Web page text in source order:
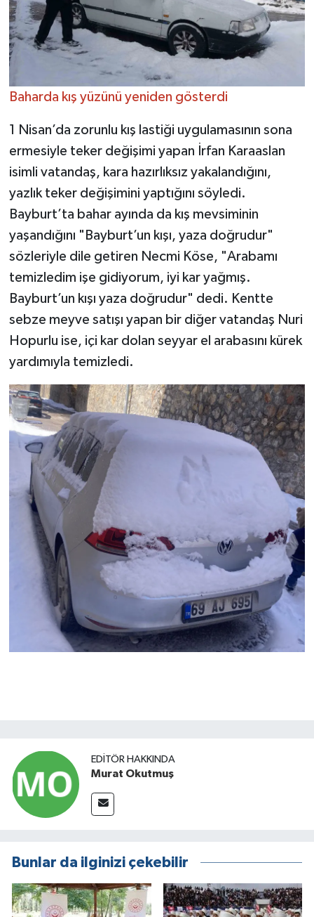
Baharda kış yüzünü yeniden gösterdi
1 Nisan’da zorunlu kış lastiği uygulamasının sona
ermesiyle teker değişimi yapan İrfan Karaaslan
isimli vatandaş, kara hazırlıksız yakalandığını,
yazlık teker değişimini yaptığını söyledi.
Bayburt’ta bahar ayında da kış mevsiminin
yaşandığını "Bayburt’un kışı, yaza doğrudur"
sözleriyle dile getiren Necmi Köse, "Arabamı
temizledim işe gidiyorum, iyi kar yağmış.
Bayburt’un kışı yaza doğrudur" dedi. Kentte
sebze meyve satışı yapan bir diğer vatandaş Nuri
Hopurlu ise, içi kar dolan seyyar el arabasını kürek
yardımıyla temizledi.
EDITÖR HAKKINDA
Murat Okutmuş
Bunlar da ilginizi çekebilir